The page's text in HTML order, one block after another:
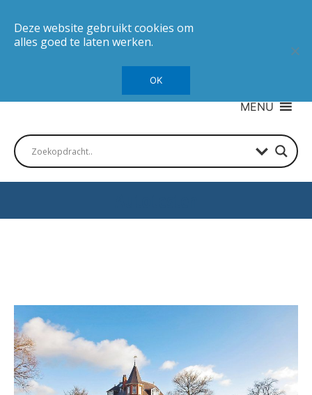
MENU
Deze website gebruikt cookies om
alles goed te laten werken.
OK